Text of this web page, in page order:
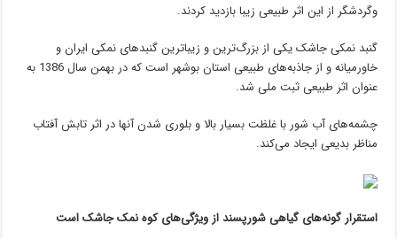
وگردشگر از این اثر طبیعی زیبا بازدید کردند.‎
گنبد نمکی جاشک یکی از بزرگ‌ترین و زیباترین گنبدهای نمکی‎ ‎ایران‎ ‎و
خاورمیانه و از جاذبه‌های ‏طبیعی استان بوشهر است که در بهمن سال 1386 به
عنوان اثر طبیعی ثبت ملی شد.
چشمه‌های آب شور با غلظت بسیار بالا و بلوری شدن آنها در اثر تابش آفتاب
مناظر بدیعی ایجاد می‌‌کند.
استقرار گونه‌‏های گیاهی شورپسند از ویژگی‌های کوه نمک جاشک است